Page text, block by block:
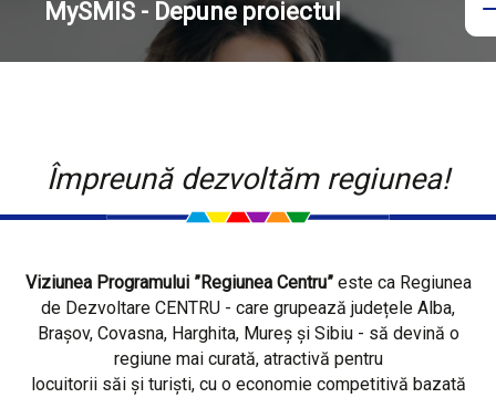
MySMIS - Depune proiectul
Împreună dezvoltăm regiunea!
Viziunea Programului ”Regiunea Centru”este ca Regiunea
de Dezvoltare CENTRU - care grupează județele Alba,
Brașov, Covasna, Harghita, Mureș și Sibiu - să devină o
regiune mai curată, atractivă pentru
locuitorii săi și turiști, cu o economie competitivă bazată